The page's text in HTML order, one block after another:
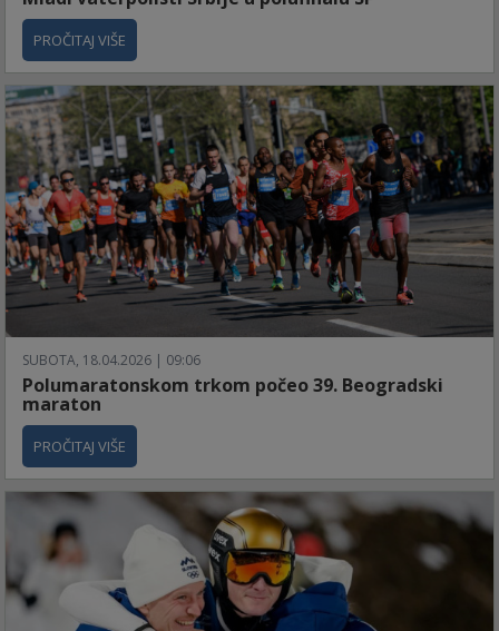
PROČITAJ VIŠE
SUBOTA, 18.04.2026 | 09:06
Polumaratonskom trkom počeo 39. Beogradski
maraton
PROČITAJ VIŠE